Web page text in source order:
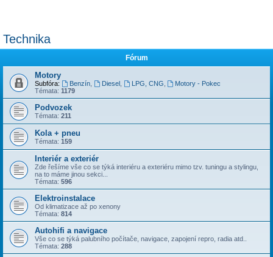
Technika
Fórum
Motory
Subfóra: Benzín, Diesel, LPG, CNG
Motory - Pokec
Témata: 1179
Podvozek
Témata: 211
Kola + pneu
Témata: 159
Interiér a exteriér
Zde řešíme vše co se týká interiéru a exteriéru mimo tzv. tuningu a stylingu,
na to máme jinou sekci...
Témata: 596
Elektroinstalace
Od klimatizace až po xenony
Témata: 814
Autohifi a navigace
Vše co se týká palubního počítače, navigace, zapojení repro, radia atd..
Témata: 288